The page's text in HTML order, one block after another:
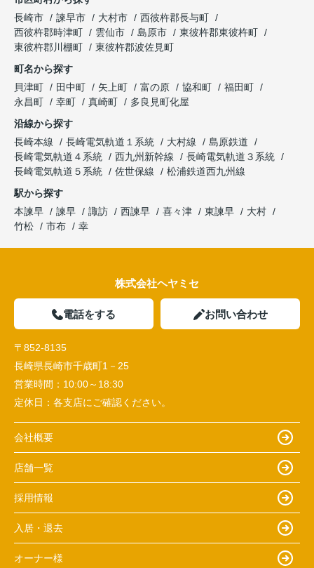
長崎市
諫早市 大村市
西彼杵郡長与町
西彼杵郡時津町
雲仙市 島原市
東彼杵郡東彼杵町
東彼杵郡川棚町
東彼杵郡波佐見町
町名から探す
貝津町
田中町 矢上町 富の原 協和町
福田町
永昌町
幸町 真崎町
多良見町化屋
沿線から探す
長崎本線
長崎電気軌道１系統 大村線
島原鉄道
長崎電気軌道４系統
西九州新幹線
長崎電気軌道３系統
長崎電気軌道５系統
佐世保線
松浦鉄道西九州線
駅から探す
本諫早
諫早 諏訪 西諫早 喜々津 東諫早
大村
竹松
市布 幸
株式会社ヘヤミセ
電話をする お問い合わせ
〒852-8135
長崎県長崎市千歳町1－25
営業時間： 10:00～18:30
定休日： 各支店にご確認ください。
会社概要
店舗一覧
採用情報
入居・退去
オーナー様